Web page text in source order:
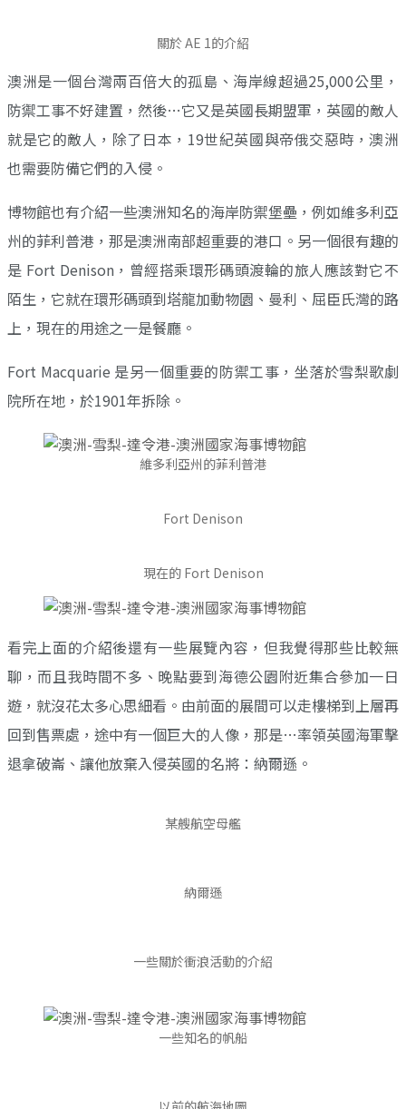
關於 AE 1的介紹
澳洲是一個台灣兩百倍大的孤島、海岸線超過25,000公里，
防禦工事不好建置，然後…它又是英國長期盟軍，英國的敵人
就是它的敵人，除了日本，19世紀英國與帝俄交惡時，澳洲
也需要防備它們的入侵。
博物館也有介紹一些澳洲知名的海岸防禦堡壘，例如維多利亞
州的菲利普港，那是澳洲南部超重要的港口。另一個很有趣的
是 Fort Denison，曾經搭乘環形碼頭渡輪的旅人應該對它不
陌生，它就在環形碼頭到塔龍加動物園、曼利、屈臣氏灣的路
上，現在的用途之一是餐廳。
Fort Macquarie 是另一個重要的防禦工事，坐落於雪梨歌劇
院所在地，於1901年拆除。
維多利亞州的菲利普港
Fort Denison
現在的 Fort Denison
看完上面的介紹後還有一些展覽內容，但我覺得那些比較無
聊，而且我時間不多、晚點要到海德公園附近集合參加一日
遊，就沒花太多心思細看。由前面的展間可以走樓梯到上層再
回到售票處，途中有一個巨大的人像，那是…率領英國海軍擊
退拿破崙、讓他放棄入侵英國的名將：納爾遜。
某艘航空母艦
納爾遜
一些關於衝浪活動的介紹
一些知名的帆船